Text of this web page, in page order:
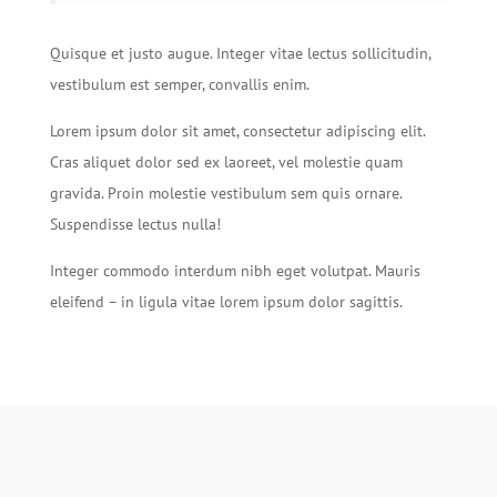
Quisque et justo augue. Integer vitae lectus sollicitudin,
vestibulum est semper, convallis enim.
Lorem ipsum dolor sit amet, consectetur adipiscing elit.
Cras aliquet dolor sed ex laoreet, vel molestie quam
gravida. Proin molestie vestibulum sem quis ornare.
Suspendisse lectus nulla!
Integer commodo interdum nibh eget volutpat. Mauris
eleifend – in ligula vitae lorem ipsum dolor sagittis.